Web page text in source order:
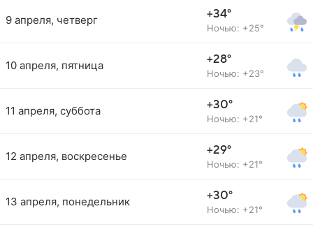
9 апреля, четверг +34°
Ночью: +25°
10 апреля, пятница +28°
Ночью: +23°
11 апреля, суббота +30°
Ночью: +21°
12 апреля, воскресенье +29°
Ночью: +21°
13 апреля, понедельник +30°
Ночью: +21°